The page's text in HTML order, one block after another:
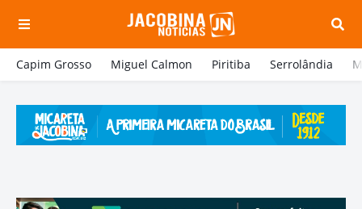
Capim Grosso Miguel Calmon Piritiba Serrolândia